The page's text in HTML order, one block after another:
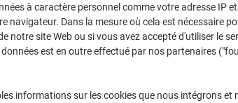
Achetez Plus, Dépensez Moins
€7,29 Paquet
À partir de 3 Paquets
€8,53 TVA incl.
Quantité TVA excl.
à caractère personnel comme votre adresse IP et
navigateur. Dans la mesure où cela est nécessaire
notre site Web ou si vous avez accepté d'utiliser le
est en outre effectué par nos partenaires
informations sur les cookies que nous intégrons et